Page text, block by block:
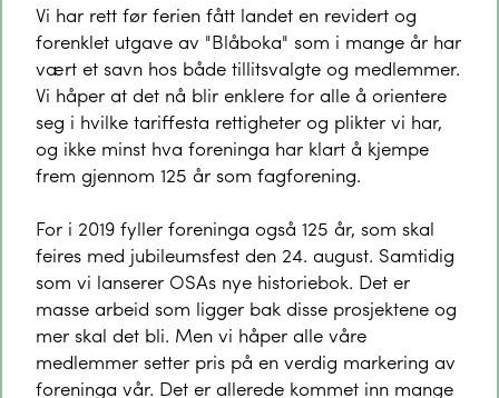
Vi har rett før ferien fått landet en revidert og
forenklet utgave av "Blåboka" som i mange år har
vært et savn hos både tillitsvalgte og medlemmer.
Vi håper at det nå blir enklere for alle å orientere
seg i hvilke tariffesta rettigheter og plikter vi har,
og ikke minst hva foreninga har klart å kjempe
frem gjennom 125 år som fagforening.
For i 2019 fyller foreninga også 125 år, som skal
feires med jubileumsfest den 24. august. Samtidig
som vi lanserer OSAs nye historiebok. Det er
masse arbeid som ligger bak disse prosjektene og
mer skal det bli. Men vi håper alle våre
medlemmer setter pris på en verdig markering av
foreninga vår. Det er allerede kommet inn mange